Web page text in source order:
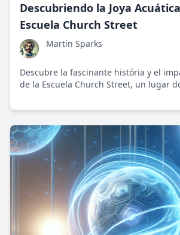
Descubriendo la Joya
Escuela Church Street
Martin Sparks
Descubre la fascinante história y el
de la Escuela Church Street, un lugar
juntas.